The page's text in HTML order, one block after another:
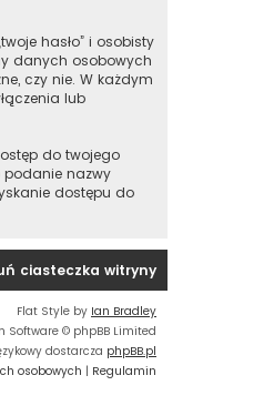
hasło” i osobisty
danych osobowych
czy nie. W każdym
lub
do twojego
podanie nazwy
dostępu do
ciasteczka witryny
Flat Style by Ian Bradley
Software © phpBB Limited
dostarcza phpBB.pl
osobowych | Regulamin